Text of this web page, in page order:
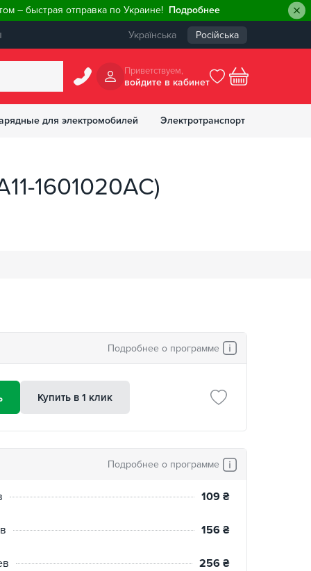
– быстрая отправка по Украине! Подробнее
Українська Російська
Приветствуем,
войдите в кабинет
для электромобилей Электротранспорт
1601020AC)
Подробнее о программе
Купить в 1 клик
Подробнее о программе
109 ₴
156 ₴
256 ₴